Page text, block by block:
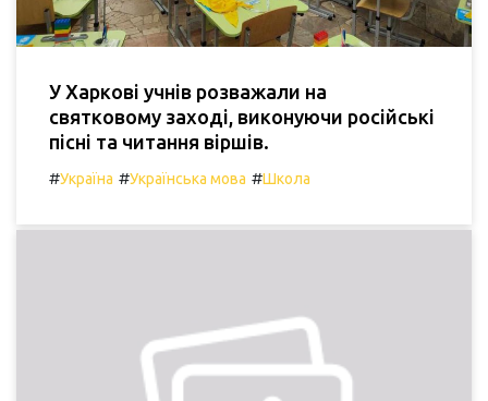
У Харкові учнів розважали на
святковому заході, виконуючи російські
пісні та читання віршів.
#Україна #Українська мова #Школа